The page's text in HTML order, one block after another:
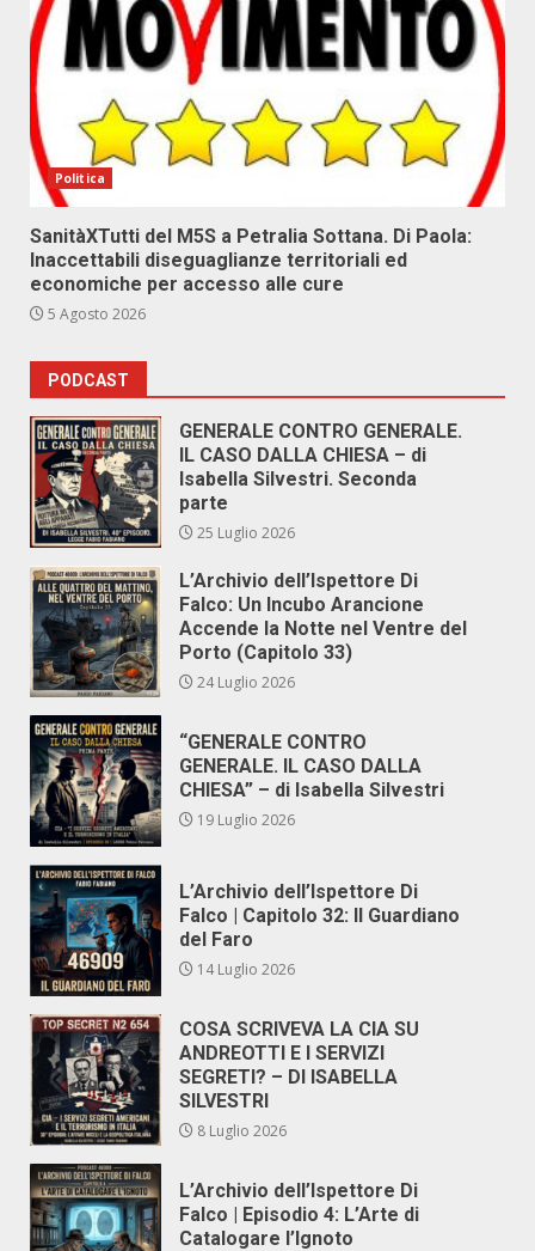
Politica
SanitàXTutti del M5S a Petralia Sottana. Di Paola:
Inaccettabili diseguaglianze territoriali ed
economiche per accesso alle cure
5 Agosto 2026
PODCAST
GENERALE CONTRO GENERALE.
IL CASO DALLA CHIESA – di
Isabella Silvestri. Seconda
parte
25 Luglio 2026
L’Archivio dell’Ispettore Di
Falco: Un Incubo Arancione
Accende la Notte nel Ventre del
Porto (Capitolo 33)
24 Luglio 2026
“GENERALE CONTRO
GENERALE. IL CASO DALLA
CHIESA” – di Isabella Silvestri
19 Luglio 2026
L’Archivio dell’Ispettore Di
Falco | Capitolo 32: Il Guardiano
del Faro
14 Luglio 2026
COSA SCRIVEVA LA CIA SU
ANDREOTTI E I SERVIZI
SEGRETI? – DI ISABELLA
SILVESTRI
8 Luglio 2026
L’Archivio dell’Ispettore Di
Falco | Episodio 4: L’Arte di
Catalogare l’Ignoto